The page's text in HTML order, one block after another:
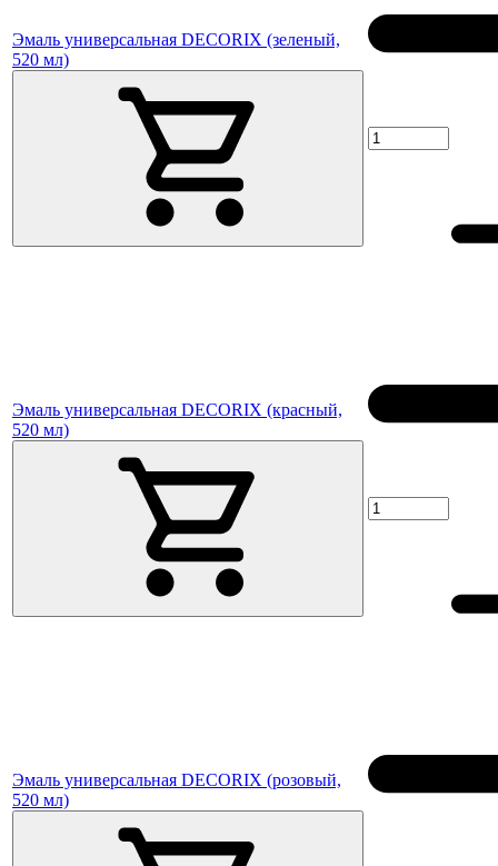
Эмаль универсальная DECORIX (зеленый,
520 мл)
Эмаль универсальная DECORIX (красный,
520 мл)
Эмаль универсальная DECORIX (розовый,
520 мл)